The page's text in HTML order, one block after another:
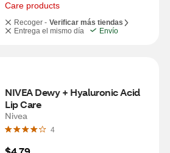
Care products
Recoger - Verificar más tiendas
Entrega el mismo día
Envío
NIVEA Dewy + Hyaluronic Acid
Lip Care
Nivea
4